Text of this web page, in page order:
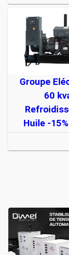
Groupe
60
Huile -